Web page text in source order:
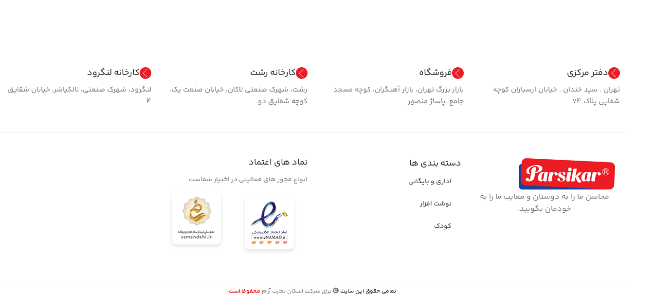
دفتر مرکزی
تهران . سید خندان . خیابان ارسباران کوچه
شفاپی پلاک ۷۴
فروشگاه
بازار بزرگ تهران، بازار آهنگران، کوچه مسجد
جامع، پاساژ منصور
کارخانه رشت
رشت، شهرک صنعتی لاکان، خیابان صنعت یک،
کوچه شقایق دو
کارخانه لنگرود
لنگرود، شهرک صنعتی، نالکیاشر، خیابان شقایق
۴
محاسن ما را به دوستان و معایب ما را به
خودمان بگویید.
دسته بندی ها
اداری و بایگانی
نوشت افزار
کودک
نماد های اعتماد
انواع مجوز های فعالیتی در اختیار شماست
تمامی حقوق این سایت برای شرکت اشکان تجارت آرام محفوظ است